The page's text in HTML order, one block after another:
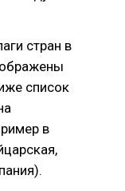
стран в
список
в